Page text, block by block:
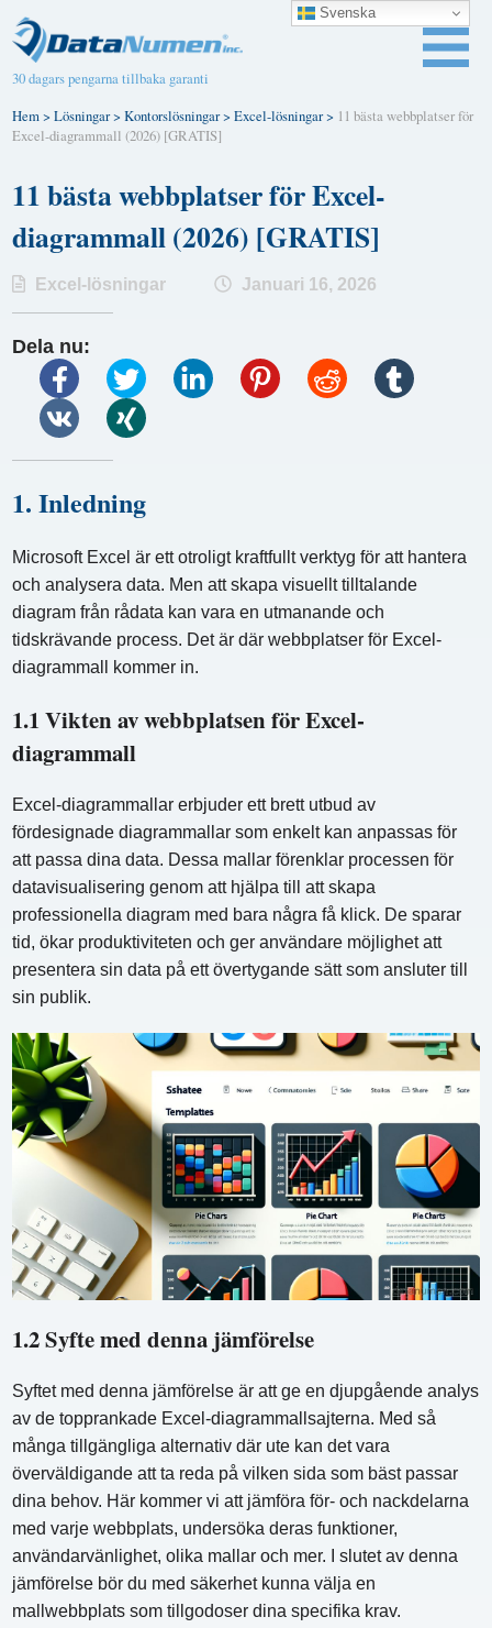
30 dagars pengarna tillbaka garanti
Hem>Lösningar>Kontorslösningar>Excel-lösningar> 11 bästa webbplatser för
Excel-diagrammall (2026) [GRATIS]
11 bästa webbplatser för Excel-
diagrammall (2026) [GRATIS]
Excel-lösningar Januari 16, 2026
Dela nu:
1. Inledning
Microsoft Excel är ett otroligt kraftfullt verktyg för att hantera
och analysera data. Men att skapa visuellt tilltalande
diagram från rådata kan vara en utmanande och
tidskrävande process. Det är där webbplatser för Excel-
diagrammall kommer in.
1.1 Vikten av webbplatsen för Excel-
diagrammall
Excel-diagrammallar erbjuder ett brett utbud av
fördesignade diagrammallar som enkelt kan anpassas för
att passa dina data. Dessa mallar förenklar processen för
datavisualisering genom att hjälpa till att skapa
professionella diagram med bara några få klick. De sparar
tid, ökar produktiviteten och ger användare möjlighet att
presentera sin data på ett övertygande sätt som ansluter till
sin publik.
1.2 Syfte med denna jämförelse
Syftet med denna jämförelse är att ge en djupgående analys
av de topprankade Excel-diagrammallsajterna. Med så
många tillgängliga alternativ där ute kan det vara
överväldigande att ta reda på vilken sida som bäst passar
dina behov. Här kommer vi att jämföra för- och nackdelarna
med varje webbplats, undersöka deras funktioner,
användarvänlighet, olika mallar och mer. I slutet av denna
jämförelse bör du med säkerhet kunna välja en
mallwebbplats som tillgodoser dina specifika krav.
Svenska